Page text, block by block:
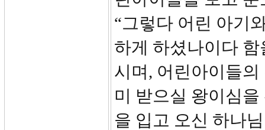
“그렇다 어린 아기
하게 하셨나이다 함
시며, 어린아이들
미 받으실 왕이심
을 입고 오신 하나